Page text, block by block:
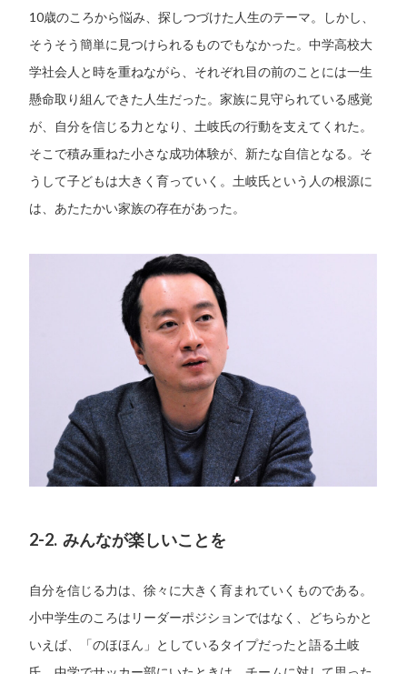
10歳のころから悩み、探しつづけた人生のテーマ。しかし、
そうそう簡単に見つけられるものでもなかった。中学高校大
学社会人と時を重ねながら、それぞれ目の前のことには一生
懸命取り組んできた人生だった。家族に見守られている感覚
が、自分を信じる力となり、土岐氏の行動を支えてくれた。
そこで積み重ねた小さな成功体験が、新たな自信となる。そ
うして子どもは大きく育っていく。土岐氏という人の根源に
は、あたたかい家族の存在があった。
2-2. みんなが楽しいことを
自分を信じる力は、徐々に大きく育まれていくものである。
小中学生のころはリーダーポジションではなく、どちらかと
いえば、「のほほん」としているタイプだったと語る土岐